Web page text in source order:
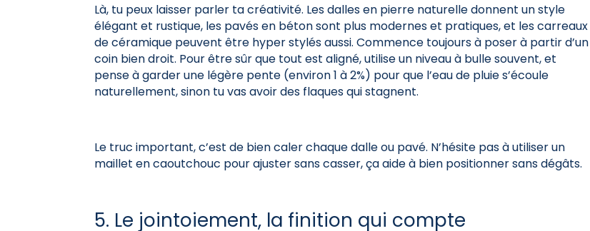
Là, tu peux laisser parler ta créativité. Les dalles en pierre naturelle donnent un style
élégant et rustique, les pavés en béton sont plus modernes et pratiques, et les carreaux
de céramique peuvent être hyper stylés aussi. Commence toujours à poser à partir d’un
coin bien droit. Pour être sûr que tout est aligné, utilise un niveau à bulle souvent, et
pense à garder une légère pente (environ 1 à 2%) pour que l’eau de pluie s’écoule
naturellement, sinon tu vas avoir des flaques qui stagnent.
Le truc important, c’est de bien caler chaque dalle ou pavé. N’hésite pas à utiliser un
maillet en caoutchouc pour ajuster sans casser, ça aide à bien positionner sans dégâts.
5. Le jointoiement, la finition qui compte